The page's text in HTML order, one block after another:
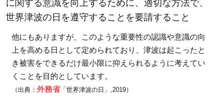
に関する意識を向上するために、適切な方法で、
世界津波の日を遵守することを要請すること
他にもありますが、このような重要性の認識や意識の向
上を高める日として定められており、津波は起こったと
き被害をできるだけ最小限に抑えられるように考えてい
くことを目的としています。
（出典： 外務省「世界津波の日」,2019）